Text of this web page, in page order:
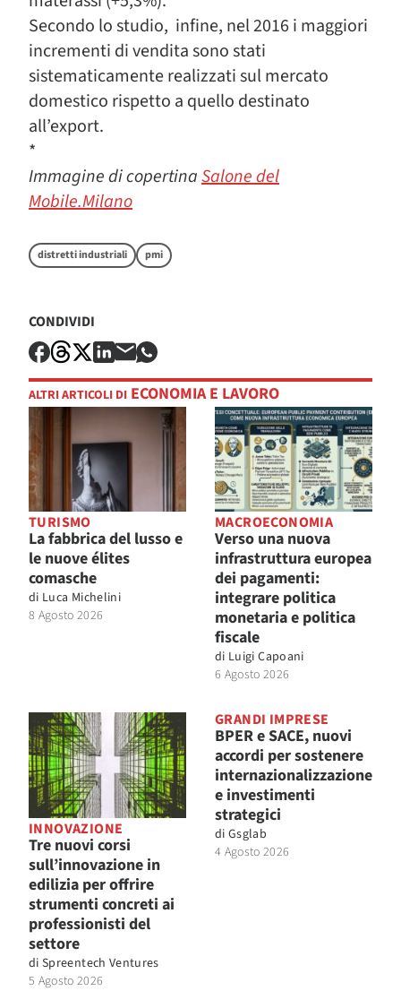
Secondo lo studio, infine, nel 2016 i maggiori
incrementi di vendita sono stati
sistematicamente realizzati sul mercato
domestico rispetto a quello destinato
all’export.
*
Immagine di copertinaSalone del
Mobile.Milano
distretti industriali pmi
CONDIVIDI
ALTRI ARTICOLI DI ECONOMIA E LAVORO
TURISMO
La fabbrica del lusso e
le nuove élites
comasche
di Luca Michelini
8 Agosto 2026
MACROECONOMIA
Verso una nuova
infrastruttura europea
dei pagamenti:
integrare politica
monetaria e politica
fiscale
di Luigi Capoani
6 Agosto 2026
INNOVAZIONE
Tre nuovi corsi
sull’innovazione in
edilizia per offrire
strumenti concreti ai
professionisti del
settore
di Spreentech Ventures
5 Agosto 2026
GRANDI IMPRESE
BPER e SACE, nuovi
accordi per sostenere
internazionalizzazione
e investimenti
strategici
di Gsglab
4 Agosto 2026